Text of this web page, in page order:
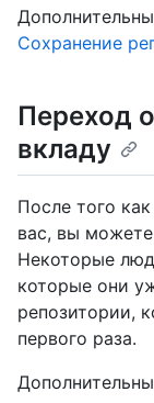
Сохранение
Переход
вкладу
После того
вас, вы можете
Некоторые
которые они
репозитории,
первого раза.